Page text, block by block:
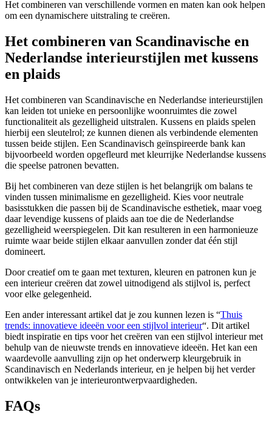
Het combineren van verschillende vormen en maten kan ook helpen
om een dynamischere uitstraling te creëren.
Het combineren van Scandinavische en
Nederlandse interieurstijlen met kussens
en plaids
Het combineren van Scandinavische en Nederlandse interieurstijlen
kan leiden tot unieke en persoonlijke woonruimtes die zowel
functionaliteit als gezelligheid uitstralen. Kussens en plaids spelen
hierbij een sleutelrol; ze kunnen dienen als verbindende elementen
tussen beide stijlen. Een Scandinavisch geïnspireerde bank kan
bijvoorbeeld worden opgefleurd met kleurrijke Nederlandse kussens
die speelse patronen bevatten.
Bij het combineren van deze stijlen is het belangrijk om balans te
vinden tussen minimalisme en gezelligheid. Kies voor neutrale
basisstukken die passen bij de Scandinavische esthetiek, maar voeg
daar levendige kussens of plaids aan toe die de Nederlandse
gezelligheid weerspiegelen. Dit kan resulteren in een harmonieuze
ruimte waar beide stijlen elkaar aanvullen zonder dat één stijl
domineert.
Door creatief om te gaan met texturen, kleuren en patronen kun je
een interieur creëren dat zowel uitnodigend als stijlvol is, perfect
voor elke gelegenheid.
Een ander interessant artikel dat je zou kunnen lezen is “Thuis
trends: innovatieve ideeën voor een stijlvol interieur“. Dit artikel
biedt inspiratie en tips voor het creëren van een stijlvol interieur met
behulp van de nieuwste trends en innovatieve ideeën. Het kan een
waardevolle aanvulling zijn op het onderwerp kleurgebruik in
Scandinavisch en Nederlands interieur, en je helpen bij het verder
ontwikkelen van je interieurontwerpvaardigheden.
FAQs